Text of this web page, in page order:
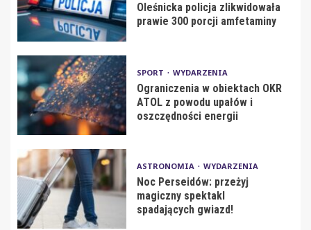
Oleśnicka policja zlikwidowała
prawie 300 porcji amfetaminy
SPORT WYDARZENIA
Ograniczenia w obiektach OKR
ATOL z powodu upałów i
oszczędności energii
ASTRONOMIA WYDARZENIA
Noc Perseidów: przeżyj
magiczny spektakl
spadających gwiazd!